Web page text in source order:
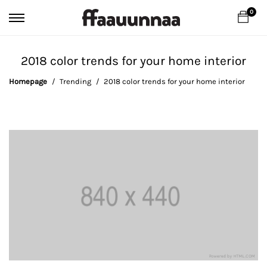
0
2018 color trends for your home interior
Homepage Trending 2018 color trends for your home interior